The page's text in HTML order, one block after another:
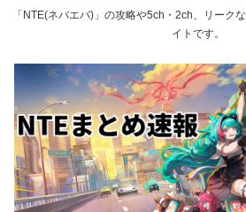
「NTE(ネバエバ)」の攻略や5ch・2ch、リーク
イトです。